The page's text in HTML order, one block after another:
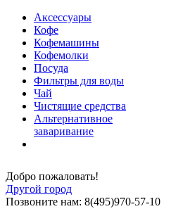
Аксессуары
Кофе
Кофемашины
Кофемолки
Посуда
Фильтры для воды
Чай
Чистящие средства
Альтернативное
заваривание
Добро пожаловать!
Другой город
Позвоните нам: 8(495)970-57-10